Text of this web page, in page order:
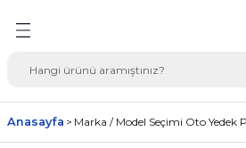
Seçimi Oto Yedek
Anasayfa Marka / Model Seçimi Oto Yedek